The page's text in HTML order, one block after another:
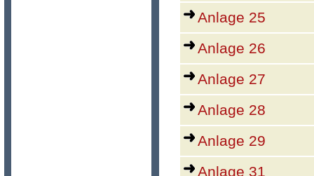
Anlage 25
Anlage 26
Anlage 27
Anlage 28
Anlage 29
Anlage 31